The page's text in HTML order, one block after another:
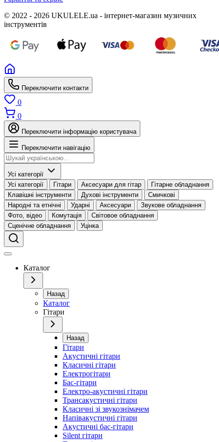
© 2022 - 2026 UKULELE.ua - інтернет-магазин музичних
інструментів
Переключити контакти
0
0
Переключити інформацію користувача
Переключити навігацію
Усі категорії
Усі категорії
Гітари Аксесуари для гітар
Гітарне обладнання
Клавішні інструменти
Духові інструменти
Смичкові
Народні та етнічні
Ударні Аксесуари
Звукове обладнання
Фото, відео
Комутація
Світовое обладнання
Сценічне обладнання
Уцінка
Каталог
Назад
Каталог
Гітари
Назад
Гітари
Акустичні гітари
Класичні гітари
Електрогітари
Бас-гітари
Електро-акустичні гітари
Трансакустичні гітари
Класичні зі звукознімачем
Напівакустичні гітари
Акустичні бас-гітари
Silent гітари